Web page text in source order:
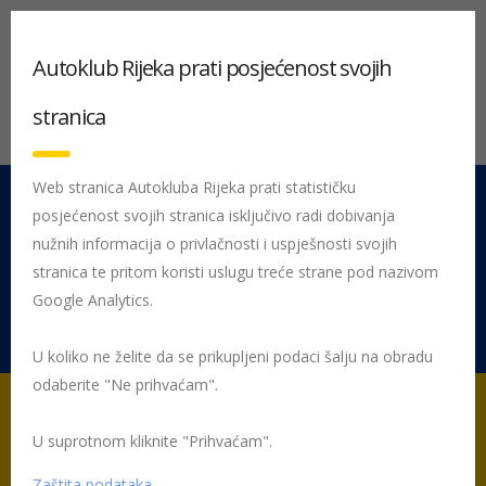
051 212 442 Centrala
Pon - Pet 08:00 - 16:00
Rujevica 9/1, 51000 Rijeka
Početna Posljednje objavljene novosti
Autoklub Rijeka prati posjećenost svojih
stranica
Web stranica Autokluba Rijeka prati statističku
posjećenost svojih stranica isključivo radi dobivanja
nužnih informacija o privlačnosti i uspješnosti svojih
stranica te pritom koristi uslugu treće strane pod nazivom
Google Analytics.
U koliko ne želite da se prikupljeni podaci šalju na obradu
odaberite "Ne prihvaćam".
U suprotnom kliknite "Prihvaćam".